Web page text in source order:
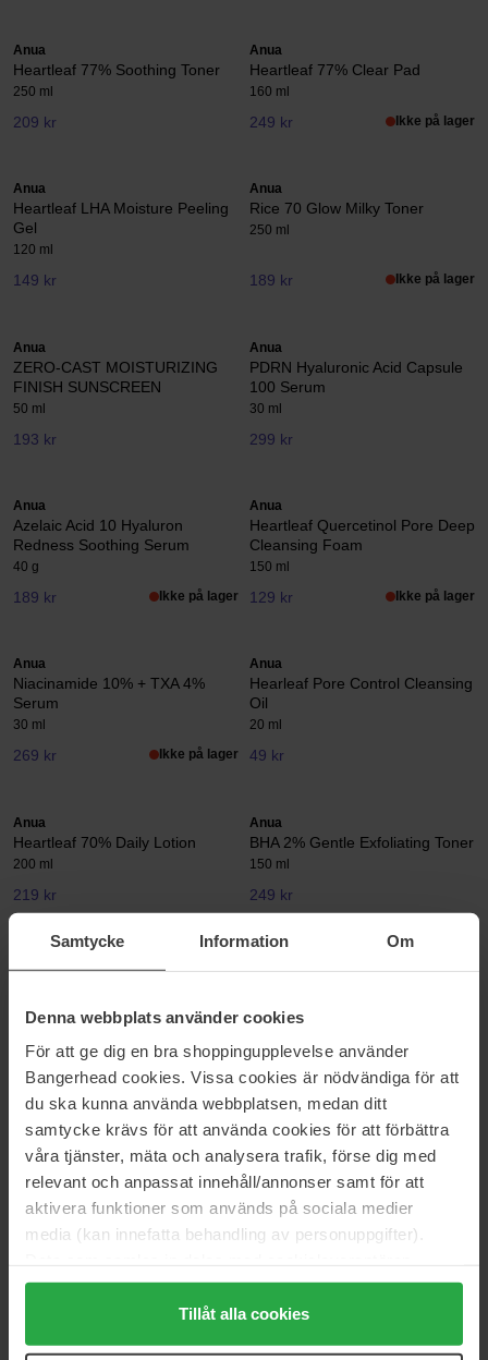
Samtycke Information Om
Denna webbplats använder cookies
För att ge dig en bra shoppingupplevelse använder
Bangerhead cookies. Vissa cookies är nödvändiga för att
du ska kunna använda webbplatsen, medan ditt
samtycke krävs för att använda cookies för att förbättra
våra tjänster, mäta och analysera trafik, förse dig med
relevant och anpassat innehåll/annonser samt för att
aktivera funktioner som används på sociala medier
media (kan innefatta behandling av personuppgifter).
Genom att trycka på "Tillåt alla cookies" accepterar du
alla cookies, medan du under "Detaljer" kan anpassa
användningen av cookies. Du kan när som helst återkalla
Tillåt alla cookies
Anua
Heartleaf 77% Soothing Toner
250 ml
209 kr
Anua
Heartleaf 77% Clear Pad
160 ml
249 kr Ikke på lager
Anua
Heartleaf LHA Moisture Peeling
Gel
120 ml
149 kr
Anua
Rice 70 Glow Milky Toner
250 ml
189 kr Ikke på lager
Anua
ZERO-CAST MOISTURIZING
FINISH SUNSCREEN
50 ml
193 kr
Anua
PDRN Hyaluronic Acid Capsule
100 Serum
30 ml
299 kr
Anua
Azelaic Acid 10 Hyaluron
Redness Soothing Serum
40 g
189 kr Ikke på lager
Anua
Heartleaf Quercetinol Pore Deep
Cleansing Foam
150 ml
129 kr Ikke på lager
Anua
Niacinamide 10% + TXA 4%
Serum
30 ml
269 kr Ikke på lager
Anua
Hearleaf Pore Control Cleansing
Oil
20 ml
49 kr
Anua
Heartleaf 70% Daily Lotion
200 ml
219 kr
Anua
BHA 2% Gentle Exfoliating Toner
150 ml
249 kr
40 g
189 kr Ikke på lager 189 kr
8 Hyaluronic Acid Moisturizing
Gentle Gel Cleanser
150 ml
99 kr
Normalpris 109 kr
Peach 77% Niacin Essence
Toner
250 ml
209 kr
Anua
50 ml
Anua
Milk